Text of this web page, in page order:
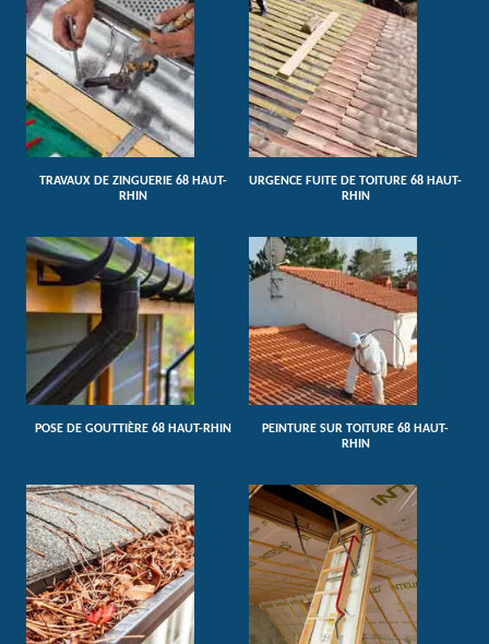
TRAVAUX DE ZINGUERIE 68 HAUT-
RHIN
URGENCE FUITE DE TOITURE 68 HAUT-
RHIN
POSE DE GOUTTIÈRE 68 HAUT-RHIN
PEINTURE SUR TOITURE 68 HAUT-
RHIN